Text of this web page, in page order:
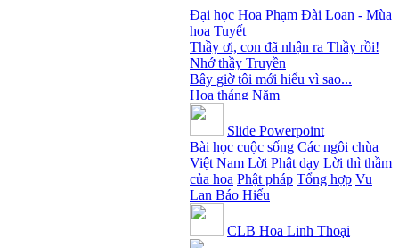
Đại học Hoa Phạm Đài Loan - Mùa
hoa Tuyết
Thầy ơi, con đã nhận ra Thầy rồi!
Nhớ thầy Truyền
Bây giờ tôi mới hiểu vì sao...
Hoa tháng Năm
Cổ phần công đức
Tôi mắc nợ ông Sáu
Đi tìm vũ khúc mùa hè
Mơ màng Phật dạy....
Lời thú tội của chị gái nhỏ nhen
Slide Powerpoint
Bài học cuộc sống Các ngôi chùa
Việt Nam Lời Phật dạy Lời thì thầm
của hoa Phật pháp Tổng hợp Vu
Lan Báo Hiếu
CLB Hoa Linh Thoại